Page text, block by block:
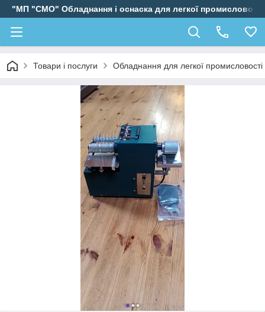
"МП "СМО" Обладнання і оснаска для легкої промисловості
Товари і послуги Обладнання для легкої промисловості